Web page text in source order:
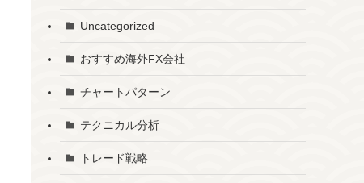
Uncategorized
おすすめ海外FX会社
チャートパターン
テクニカル分析
トレード戦略